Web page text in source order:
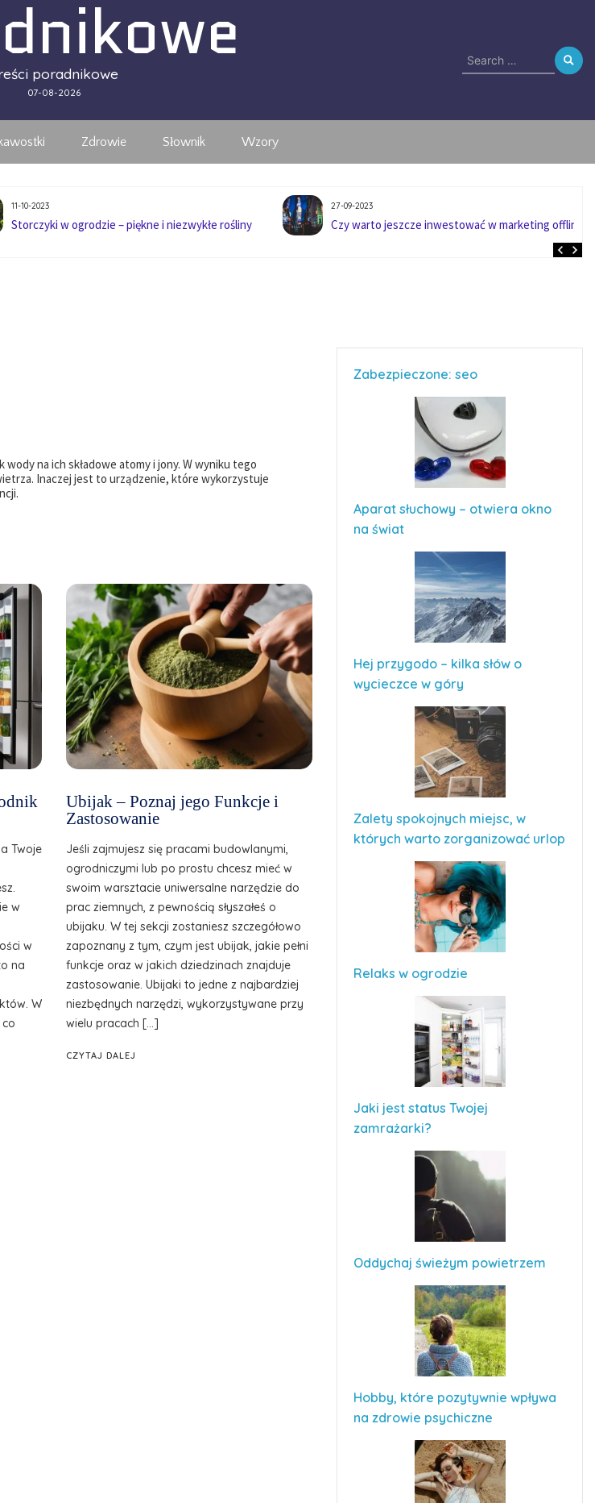
poradnikowe
07-08-2026
Search
for:
Zdrowie Słownik Wzory
11-10-2023
Storczyki w ogrodzie – piękne i niezwykłe rośliny
27-09-2023
Czy warto jeszcze inwestować w marketing offline?
na ich składowe atomy i jony. W wyniku tego
Inaczej jest to urządzenie, które wykorzystuje
Twoje
w
w
na
W
Ubijak – Poznaj jego Funkcje i
Zastosowanie
Jeśli zajmujesz się pracami budowlanymi,
ogrodniczymi lub po prostu chcesz mieć w
swoim warsztacie uniwersalne narzędzie do
prac ziemnych, z pewnością słyszałeś o
ubijaku. W tej sekcji zostaniesz szczegółowo
zapoznany z tym, czym jest ubijak, jakie pełni
funkcje oraz w jakich dziedzinach znajduje
zastosowanie. Ubijaki to jedne z najbardziej
niezbędnych narzędzi, wykorzystywane przy
wielu pracach […]
CZYTAJ DALEJ
Zabezpieczone: seo
Aparat słuchowy – otwiera okno
na świat
Hej przygodo – kilka słów o
wycieczce w góry
Zalety spokojnych miejsc, w
których warto zorganizować urlop
Relaks w ogrodzie
Jaki jest status Twojej
zamrażarki?
Oddychaj świeżym powietrzem
Hobby, które pozytywnie wpływa
na zdrowie psychiczne